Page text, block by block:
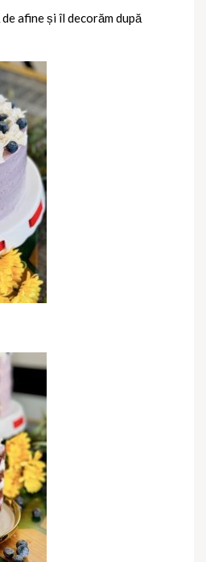
afine și îl decorăm după